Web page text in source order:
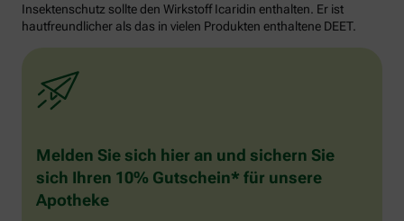
Insektenschutz sollte den Wirkstoff Icaridin enthalten. Er ist
hautfreundlicher als das in vielen Produkten enthaltene DEET.
Melden Sie sich hier an und sichern Sie
sich Ihren 10% Gutschein* für unsere
Apotheke